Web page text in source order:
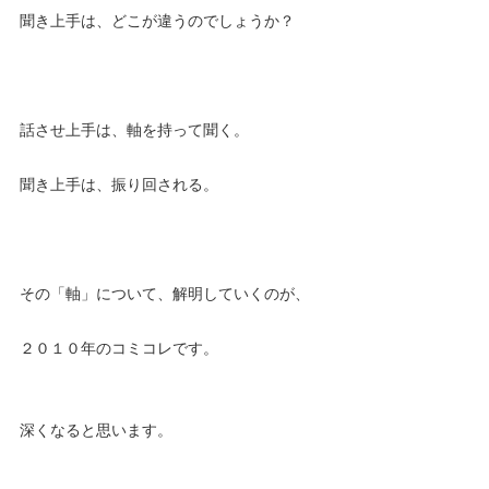
聞き上手は、どこが違うのでしょうか？
話させ上手は、軸を持って聞く。
聞き上手は、振り回される。
その「軸」について、解明していくのが、
２０１０年のコミコレです。
深くなると思います。